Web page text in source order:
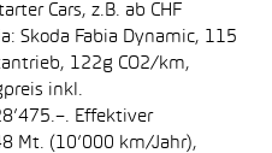
Cars, z.B. ab CHF
Skoda Fabia Dynamic, 115
122g CO2/km,
inkl.
Effektiver
Mt. (10’000 km/Jahr),